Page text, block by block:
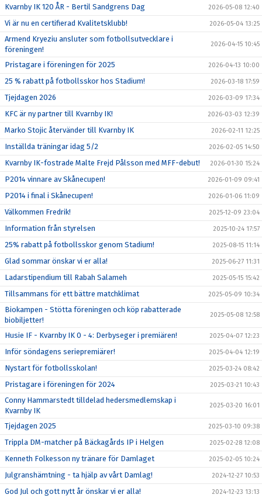
Kvarnby IK 120 ÅR - Bertil Sandgrens Dag 2026-05-08 12:40
Vi är nu en certifierad Kvalitetsklubb! 2026-05-04 13:25
Armend Kryeziu ansluter som fotbollsutvecklare i
föreningen!
2026-04-15 10:45
Pristagare i föreningen för 2025 2026-04-13 10:00
25 % rabatt på fotbollsskor hos Stadium! 2026-03-18 17:59
Tjejdagen 2026 2026-03-09 17:34
KFC är ny partner till Kvarnby IK! 2026-03-03 12:39
Marko Stojic återvänder till Kvarnby IK 2026-02-11 12:25
Inställda träningar idag 5/2 2026-02-05 14:50
Kvarnby IK-fostrade Malte Frejd Pålsson med MFF-debut! 2026-01-30 15:24
P2014 vinnare av Skånecupen! 2026-01-09 09:41
P2014 i final i Skånecupen! 2026-01-06 11:09
Välkommen Fredrik! 2025-12-09 23:04
Information från styrelsen 2025-10-24 17:57
25% rabatt på fotbollsskor genom Stadium! 2025-08-15 11:14
Glad sommar önskar vi er alla! 2025-06-27 11:31
Ladarstipendium till Rabah Salameh 2025-05-15 15:42
Tillsammans för ett bättre matchklimat 2025-05-09 10:34
Biokampen - Stötta föreningen och köp rabatterade
biobiljetter!
2025-05-08 12:58
Husie IF - Kvarnby IK 0 - 4: Derbyseger i premiären! 2025-04-07 12:23
Inför söndagens seriepremiärer! 2025-04-04 12:19
Nystart för fotbollsskolan! 2025-03-24 08:42
Pristagare i föreningen för 2024 2025-03-21 10:43
Conny Hammarstedt tilldelad hedersmedlemskap i
Kvarnby IK
2025-03-20 16:01
Tjejdagen 2025 2025-03-10 09:38
Trippla DM-matcher på Bäckagårds IP i Helgen 2025-02-28 12:08
Kenneth Folkesson ny tränare för Damlaget 2025-02-05 10:24
Julgranshämtning - ta hjälp av vårt Damlag! 2024-12-27 10:53
God Jul och gott nytt år önskar vi er alla! 2024-12-23 13:13